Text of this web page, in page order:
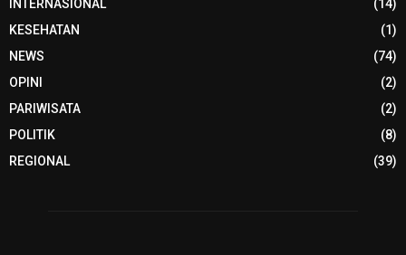
INTERNASIONAL
(14)
KESEHATAN
(1)
NEWS
(74)
OPINI
(2)
PARIWISATA
(2)
POLITIK
(8)
REGIONAL
(39)